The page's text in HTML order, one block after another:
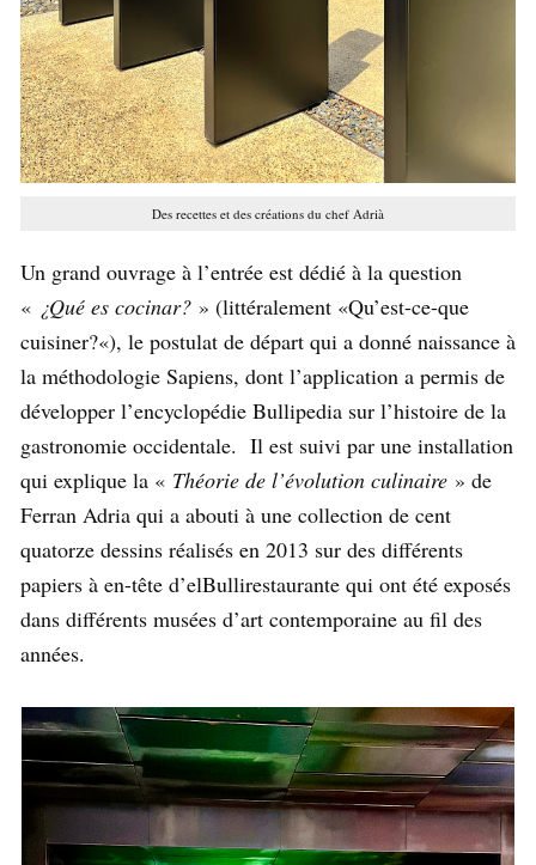
Des recettes et des créations du chef Adrià
Un grand ouvrage à l’entrée est dédié à la question
« ¿Qué es cocinar? » (littéralement «Qu’est-ce-que
cuisiner?«), le postulat de départ qui a donné naissance à
la méthodologie Sapiens, dont l’application a permis de
développer l’encyclopédie Bullipedia sur l’histoire de la
gastronomie occidentale. Il est suivi par une installation
qui explique la « Théorie de l’évolution culinaire » de
Ferran Adria qui a abouti à une collection de cent
quatorze dessins réalisés en 2013 sur des différents
papiers à en-tête d’elBullirestaurante qui ont été exposés
dans différents musées d’art contemporaine au fil des
années.